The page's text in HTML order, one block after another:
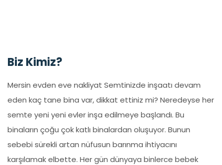
Biz Kimiz?
Mersin evden eve nakliyat Semtinizde inşaatı devam
eden kaç tane bina var, dikkat ettiniz mi? Neredeyse her
semte yeni yeni evler inşa edilmeye başlandı. Bu
binaların çoğu çok katlı binalardan oluşuyor. Bunun
sebebi sürekli artan nüfusun barınma ihtiyacını
karşılamak elbette. Her gün dünyaya binlerce bebek